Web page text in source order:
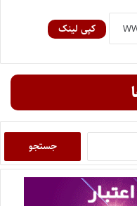
کپی لینک